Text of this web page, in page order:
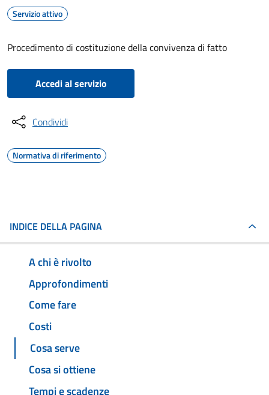
Servizio attivo
Procedimento di costituzione della convivenza di fatto
Accedi al servizio
Condividi
Normativa di riferimento
INDICE DELLA PAGINA
A chi è rivolto
Approfondimenti
Come fare
Costi
Cosa serve
Cosa si ottiene
Tempi e scadenze